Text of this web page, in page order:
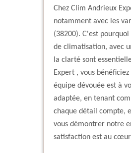
Chez Clim Andrieux
notamment avec les
(38200). C'est
de climatisation, avec
la clarté sont
Expert , vous
équipe dévouée est à
adaptée, en tenant
chaque détail compte,
vous démontrer notre
satisfaction est au